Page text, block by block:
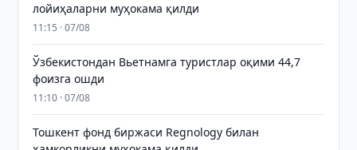
лойиҳаларни муҳокама қилди
11:15 · 07/08
Ўзбекистондан Вьетнамга туристлар оқими 44,7
фоизга ошди
11:10 · 07/08
Тошкент фонд биржаси Regnology билан